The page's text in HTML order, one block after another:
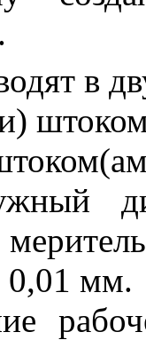
.
в
0,01 мм.